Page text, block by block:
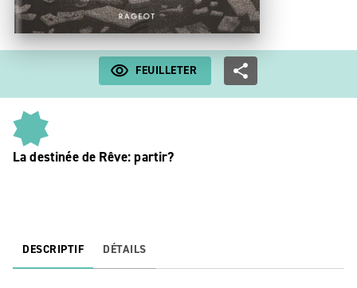
FEUILLETER
La destinée de Rêve: partir?
DESCRIPTIF DÉTAILS